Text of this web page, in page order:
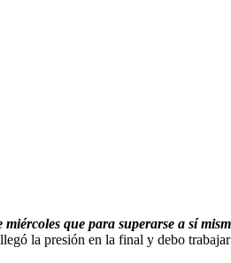
que para superarse a sí
la presión en la final y debo